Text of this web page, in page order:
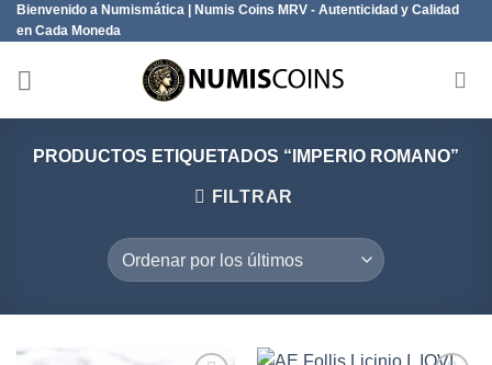
Saltar
al
contenido
Bienvenido a Numismática | Numis Coins MRV - Autenticidad y Calidad
en Cada Moneda
PRODUCTOS ETIQUETADOS “IMPERIO ROMANO”
FILTRAR